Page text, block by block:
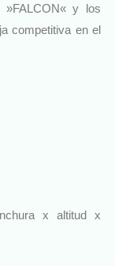
»FALCON« y los
competitiva en el
x altitud x